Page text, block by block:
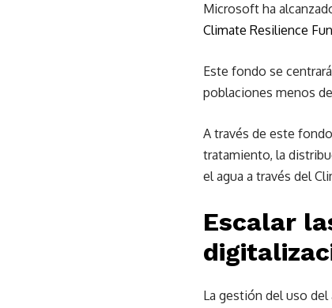
Microsoft ha
Climate Resilience
Este fondo se
poblaciones menos
A través de este
tratamiento, la
el agua a través del
Escalar
La gestión del uso